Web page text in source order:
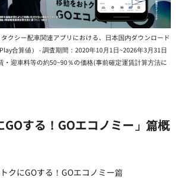
クシー配車関連アプリにおける、日本国内ダウンロード
合算値） - 調査期間：2020年10月1日~2026年3月31日
迎車料等の約50~90％の価格(事前確定運賃計算方法に
GOする！GOエコノミー」篇概
クにGOする！GOエコノミー篇